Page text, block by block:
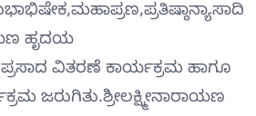
ಹೃದಯ
ವಿತರಣೆ ಕಾರ್ಯಕ್ರಮ ಹಾಗೂ
ಜರುಗಿತು.ಶ್ರೀಲಕ್ಷ್ಮೀನಾರಾಯಣ